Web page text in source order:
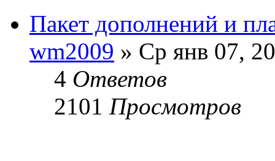
Пакет дополнений и
wm2009 » Ср янв 07,
4 Ответов
2101 Просмотров